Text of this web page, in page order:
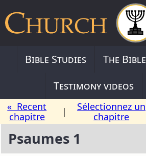
Bible Studies The Bible
Testimony videos
« Recent
chapitre
|
Sélectionnez un
chapitre
Psaumes 1